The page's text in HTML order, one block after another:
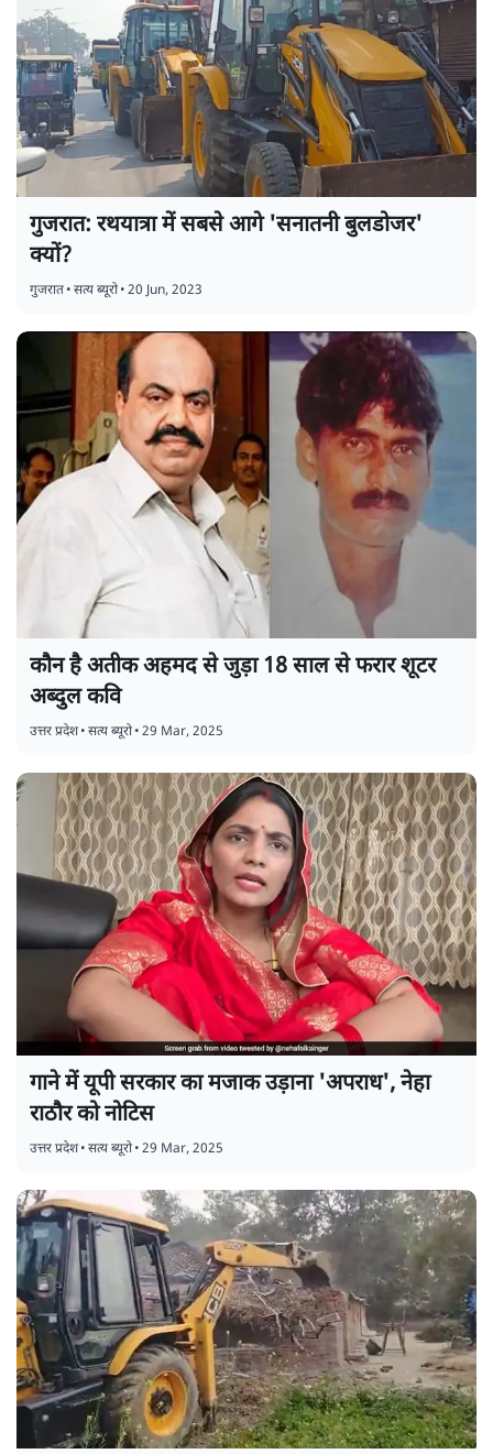
गुजरात: रथयात्रा में सबसे आगे 'सनातनी बुलडोजर'
क्यों?
गुजरात•सत्य ब्यूरो•20 Jun, 2023
कौन है अतीक अहमद से जुड़ा 18 साल से फरार शूटर
अब्दुल कवि
उत्तर प्रदेश•सत्य ब्यूरो•29 Mar, 2025
गाने में यूपी सरकार का मजाक उड़ाना 'अपराध', नेहा
राठौर को नोटिस
उत्तर प्रदेश•सत्य ब्यूरो•29 Mar, 2025